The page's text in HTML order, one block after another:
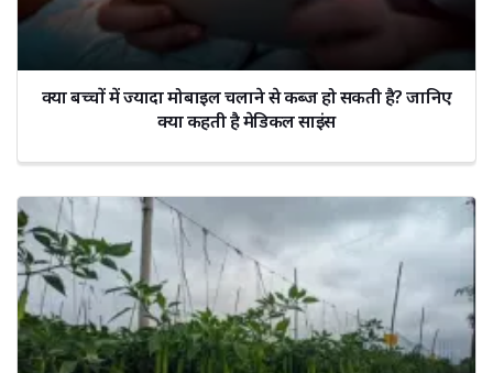
क्या बच्चों में ज्यादा मोबाइल चलाने से कब्ज हो सकती है? जानिए
क्या कहती है मेडिकल साइंस